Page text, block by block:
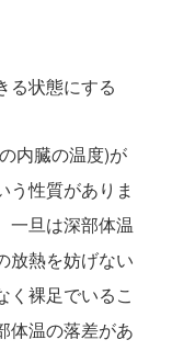
る状態にする
内臓の温度)が
う性質がありま
一旦は深部体温
放熱を妨げない
く裸足でいるこ
体温の落差があ